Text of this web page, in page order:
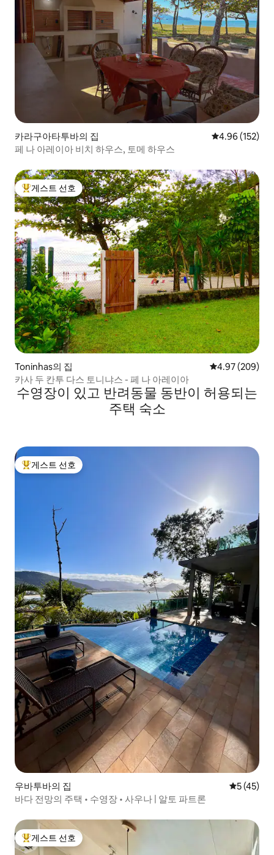
카라구아타투바의 집 평점 4.96점(5
4.96 (152)
페 나 아레이아 비치 하우스, 토메 하우스
상위 게스트 선호
게스트 선호
Toninhas의 집 평점 4.97점(5
4.97 (209)
카사 두 칸투 다스 토니냐스 - 페 나 아레이아
수영장이 있고 반려동물 동반이 허용되는
주택 숙소
상위 게스트 선호
게스트 선호
우바투바의 집 평점 5점
5 (45)
바다 전망의 주택 • 수영장 • 사우나 | 알토 파트론
상위 게스트 선호
게스트 선호